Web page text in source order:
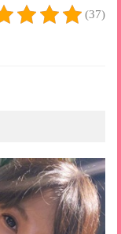
(37)